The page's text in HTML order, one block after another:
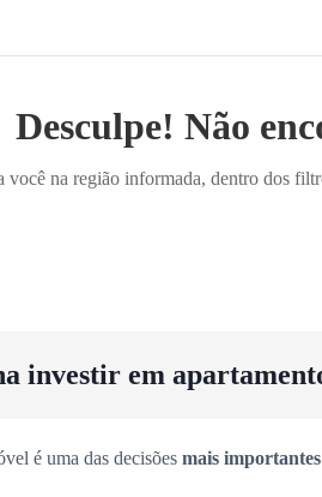
Desculpe! Não
na região informada, dentro dos
investir em
é uma das decisões mais importantes